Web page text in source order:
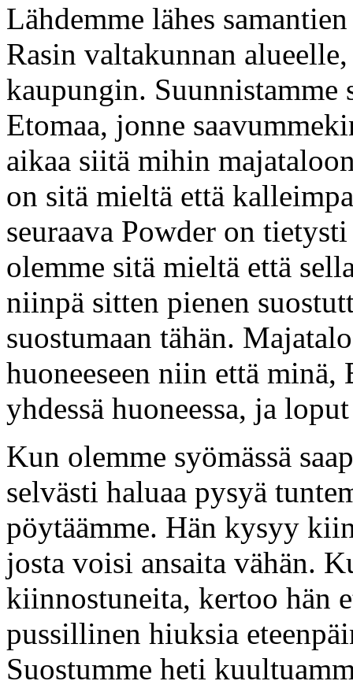
Lähdemme lähes
Rasin valtakunnan
kaupungin.
Etomaa, jonne
aikaa siitä mihin
on sitä mieltä että
seuraava Powder on
olemme sitä mieltä että
niinpä sitten pienen
suostumaan tähän.
huoneeseen niin että
yhdessä huoneessa, ja
Kun olemme syömässä
selvästi haluaa pysyä
pöytäämme. Hän kysyy
josta voisi ansaita vähän.
kiinnostuneita, kertoo hän
pussillinen hiuksia
Suostumme heti